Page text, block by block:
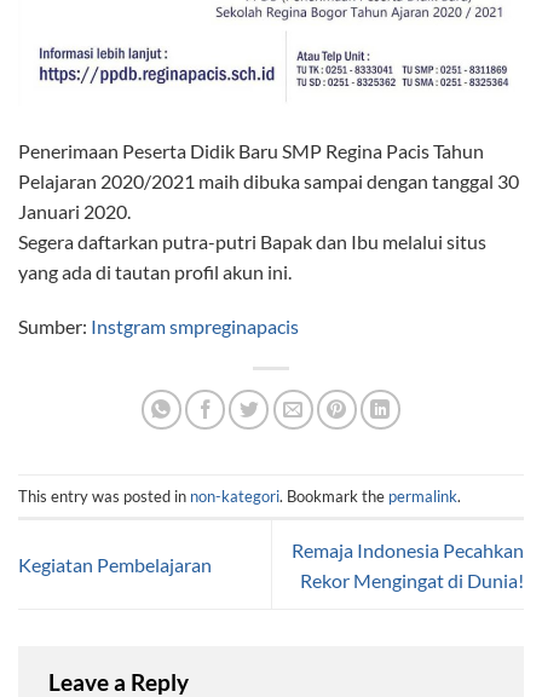
Penerimaan Peserta Didik Baru SMP Regina Pacis Tahun
Pelajaran 2020/2021 maih dibuka sampai dengan tanggal 30
Januari 2020.
Segera daftarkan putra-putri Bapak dan Ibu melalui situs
yang ada di tautan profil akun ini.
Sumber: Instgram smpreginapacis
This entry was posted in non-kategori. Bookmark the permalink.
Kegiatan Pembelajaran
Remaja Indonesia Pecahkan
Rekor Mengingat di Dunia!
Leave a Reply